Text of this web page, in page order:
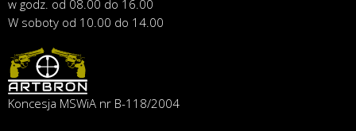
w godz. od 08.00 do 16.00
W soboty od 10.00 do 14.00
Koncesja MSWiA nr B-118/2004